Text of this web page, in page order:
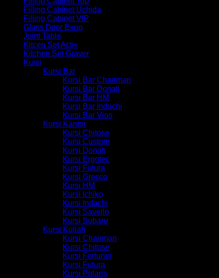
Filling Cabinet Uchida
Filling Cabinet VIP
Glass Door Expo
Joint Table
Kitcen Set Activ
Kitchen Set Graver
Kursi
Kursi Bar
Kursi Bar Chairman
Kursi Bar Donati
Kursi Bar HM
Kursi Bar Indachi
Kursi Bar Vios
Kursi Kantor
Kursi Chitose
Kursi Custom
Kursi Donati
Kursi Ergotec
Kursi Futura
Kursi Gresco
Kursi HM
Kursi Ichiko
Kursi Indachi
Kursi Savello
Kursi Subaru
Kursi Kuliah
Kursi Chairman
Kursi Chitose
Kursi Fortuner
Kursi Futura
Kursi Polaris